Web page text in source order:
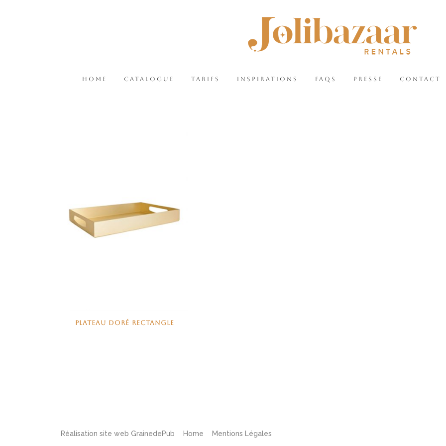
HOME CATALOGUE TARIFS INSPIRATIONS FAQS PRESSE CONTACT
PLATEAU DORÉ RECTANGLE
Réalisation site web GrainedePub Home Mentions Légales